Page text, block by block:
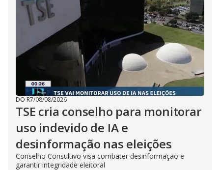
DO R7/08/08/2026
TSE cria conselho para monitorar
uso indevido de IA e
desinformação nas eleições
Conselho Consultivo visa combater desinformação e
garantir integridade eleitoral